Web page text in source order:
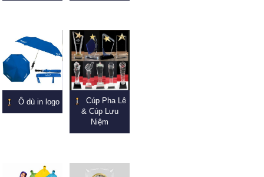
Ô dù in logo
Cúp Pha Lê
& Cúp Lưu
Niệm